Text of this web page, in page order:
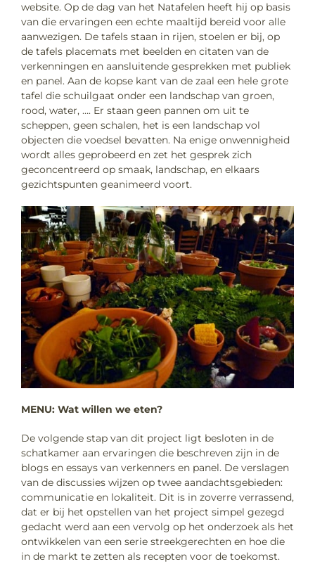
website. Op de dag van het Natafelen heeft hij op basis
van die ervaringen een echte maaltijd bereid voor alle
aanwezigen. De tafels staan in rijen, stoelen er bij, op
de tafels placemats met beelden en citaten van de
verkenningen en aansluitende gesprekken met publiek
en panel. Aan de kopse kant van de zaal een hele grote
tafel die schuilgaat onder een landschap van groen,
rood, water, …. Er staan geen pannen om uit te
scheppen, geen schalen, het is een landschap vol
objecten die voedsel bevatten. Na enige onwennigheid
wordt alles geprobeerd en zet het gesprek zich
geconcentreerd op smaak, landschap, en elkaars
gezichtspunten geanimeerd voort.
MENU: Wat willen we eten?
De volgende stap van dit project ligt besloten in de
schatkamer aan ervaringen die beschreven zijn in de
blogs en essays van verkenners en panel. De verslagen
van de discussies wijzen op twee aandachtsgebieden:
communicatie en lokaliteit. Dit is in zoverre verrassend,
dat er bij het opstellen van het project simpel gezegd
gedacht werd aan een vervolg op het onderzoek als het
ontwikkelen van een serie streekgerechten en hoe die
in de markt te zetten als recepten voor de toekomst.